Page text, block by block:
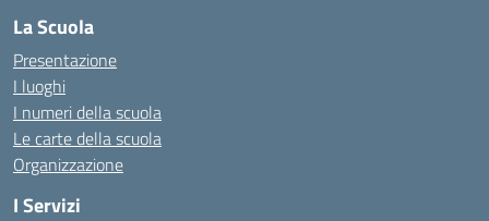
La Scuola
Presentazione
I luoghi
I numeri della scuola
Le carte della scuola
Organizzazione
I Servizi